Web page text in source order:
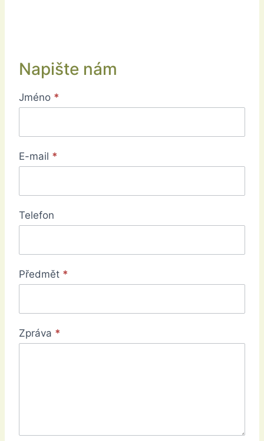
Napište nám
N
š
e
n
á
Jméno *
E-mail *
Telefon
Předmět *
Zpráva *